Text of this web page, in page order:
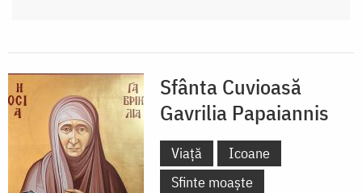
Sfânta Cuvioasă
Gavrilia Papaiannis
Viață
Icoane
Sfinte moaște